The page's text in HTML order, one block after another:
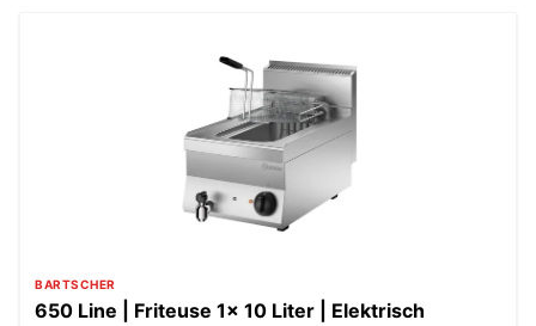
BARTSCHER
650 Line | Friteuse 1x 10 Liter | Elektrisch